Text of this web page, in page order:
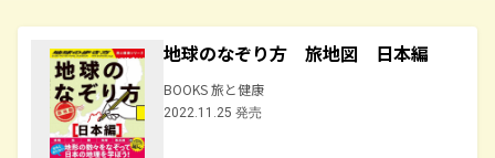
地球のなぞり方 旅地図 日本編
BOOKS 旅と健康
2022.11.25 発売